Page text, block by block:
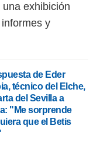
exhibición
y
de Eder
técnico del Elche,
del Sevilla a
"Me sorprende
que el Betis